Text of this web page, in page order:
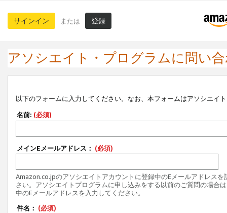
サインイン または 登録
アソシエイト・プログラムに問い
以下のフォームに入力してください。なお、本フォームはアソシエイ
名前: (必須)
メインEメールアドレス： (必須)
Amazon.co.jpのアソシエイトアカウントに登録中のEメールアドレスを
さい。アソシエイトプログラムに申し込みをする以前のご質問の場合
中のEメールアドレスを入力してください。
件名： (必須)